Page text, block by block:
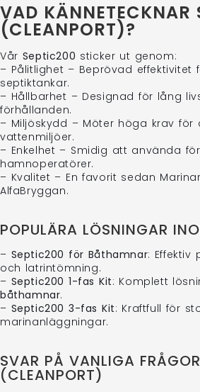
VAD KÄNNETECKNAR
(CLEANPORT)?
Vår Septic200 sticker ut genom:
– Pålitlighet – Beprövad effektivitet
septiktankar.
– Hållbarhet – Designad för lång
förhållanden.
– Miljöskydd – Möter höga krav för
vattenmiljöer.
– Enkelhet – Smidig att använda
hamnoperatörer.
– Kvalitet – En favorit sedan
AlfaBryggan.
POPULÄRA LÖSNINGAR
– Septic200 för Båthamnar: Effektiv
och latrintömning.
– Septic200 1-fas Kit: Komplett
båthamnar.
– Septic200 3-fas Kit: Kraftfull för
marinanläggningar.
SVAR PÅ VANLIGA
(CLEANPORT)